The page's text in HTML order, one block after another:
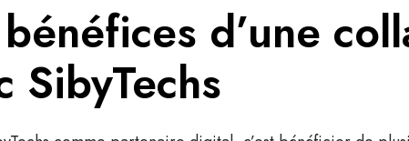
d’une
SibyTechs